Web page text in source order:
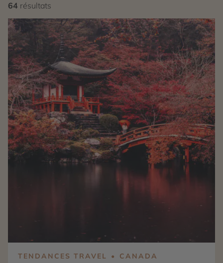
64 résultats
TENDANCES TRAVEL CANADA